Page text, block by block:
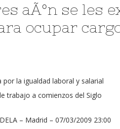
aÃºn se les
ocupar
trabajo a comienzos del Siglo
– Madrid – 07/03/2009 23:00